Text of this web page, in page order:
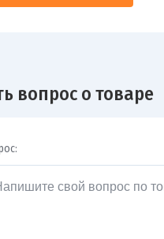
вопрос о товаре